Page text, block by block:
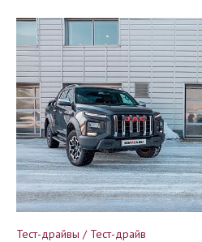
Тест-драйвы / Тест-драйв